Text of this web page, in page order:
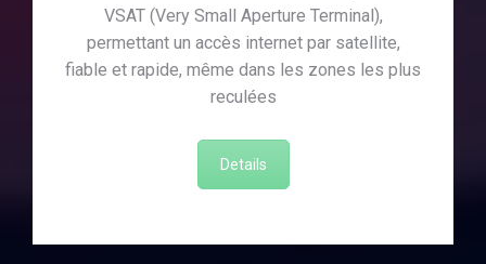
VSAT (Very Small Aperture Terminal),
permettant un accès internet par satellite,
fiable et rapide, même dans les zones les plus
reculées
Details